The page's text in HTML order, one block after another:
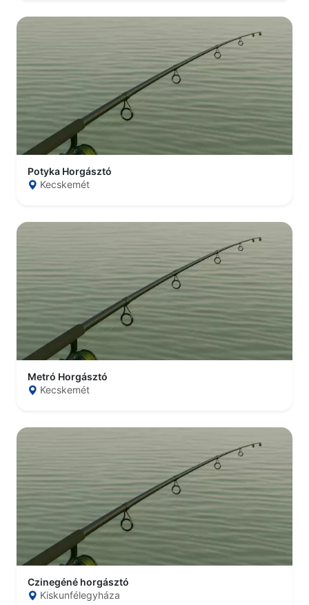
Potyka Horgásztó
Kecskemét
Metró Horgásztó
Kecskemét
Czinegéné horgásztó
Kiskunfélegyháza